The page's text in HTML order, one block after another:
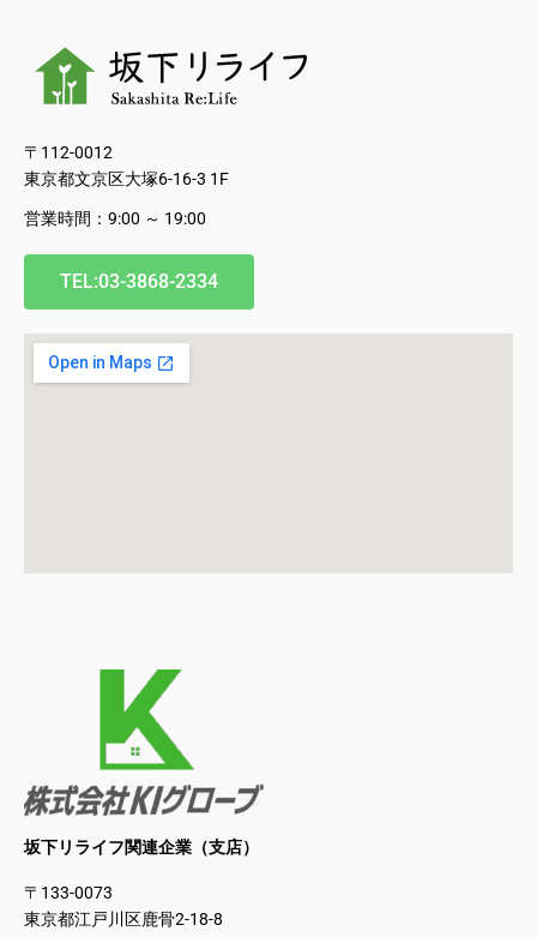
〒112-0012
東京都文京区大塚6-16-3 1F
営業時間：9:00 ～ 19:00
TEL:03-3868-2334
坂下リライフ関連企業（支店）
〒133-0073
東京都江戸川区鹿骨2-18-8